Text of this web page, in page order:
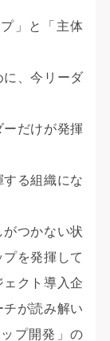
」と「主体
に、今リーダ
ーだけが発揮
する組織にな
がつかない状
を発揮して
クト導入企
が読み解い
プ開発」の